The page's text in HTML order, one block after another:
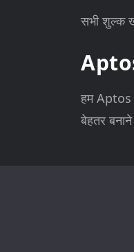
सभी शुल्क
हम Aptos
बेहतर